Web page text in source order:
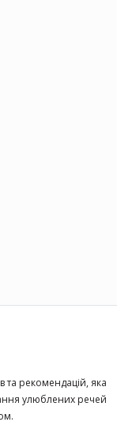
та рекомендацій, яка
улюблених речей